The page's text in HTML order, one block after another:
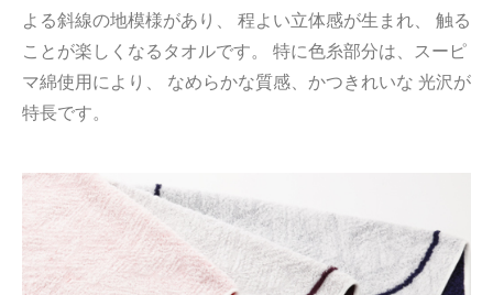
よる斜線の地模様があり、 程よい立体感が生まれ、 触る
ことが楽しくなるタオルです。 特に色糸部分は、スーピ
マ綿使用により、 なめらかな質感、かつきれいな 光沢が
特長です。